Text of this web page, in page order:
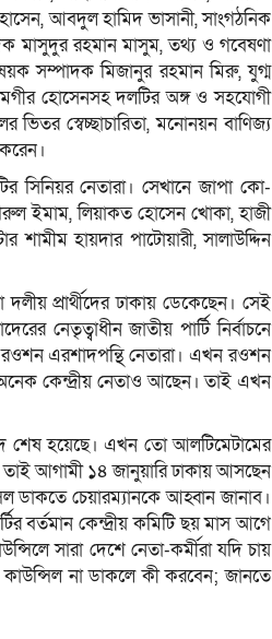
আবদুল হামিদ ভাসানী, সাংগঠনিক
মাসুদুর রহমান মাসুম, তথ্য ও গবেষণা
সম্পাদক মিজানুর রহমান মিরু, যুগ্ম
হোসেনসহ দলটির অঙ্গ ও সহযোগী
স্বেচ্ছাচারিতা, মনোনয়ন বাণিজ্য
সিনিয়র নেতারা। সেখানে জাপা কো-
ইমাম, লিয়াকত হোসেন খোকা, হাজী
হায়দার পাটোয়ারী, সালাউদ্দিন
প্রার্থীদের ঢাকায় ডেকেছেন। সেই
নেতৃত্বাধীন জাতীয় পার্টি নির্বাচনে
এরশাদপন্থি নেতারা। এখন রওশন
অনেক কেন্দ্রীয় নেতাও আছেন। তাই এখন
শেষ হয়েছে। এখন তো আলটিমেটামের
তাই আগামী ১৪ জানুয়ারি ঢাকায় আসছেন
ডাকতে চেয়ারম্যানকে আহ্বান জানাব।
বর্তমান কেন্দ্রীয় কমিটি ছয় মাস আগে
সারা দেশে নেতা-কর্মীরা যদি চায়
কাউন্সিল না ডাকলে কী করবেন; জানতে